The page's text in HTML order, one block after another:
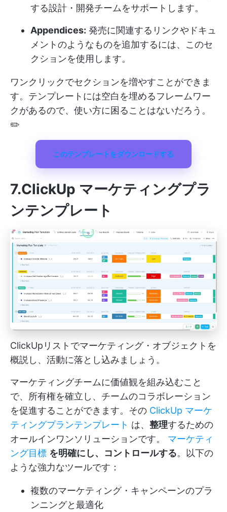
する設計・開発チームをサポートします。
Appendices: 発売に関連するリンクやドキュ
メントのようなものを追加するには、このセ
クションを使用します。
ワンクリックでセクションを増やすことができま
す。テンプレートには空白を埋めるフレームワー
クがあるので、使い方に困ることはないだろう。
✏️
このテンプレートをダウンロードする
7.ClickUp マーケティングプラ
ンテンプレート
ClickUpリストでマーケティング・オブジェクトを
概説し、活動に落とし込みましょう。
マーケティングチームに価値観を組み込むこと
で、所有権を確立し、チームのコラボレーション
を促進することができます。その ClickUp マーケ
ティングプランテンプレート は、 整理するための
オールインワンソリューションです。 マーケティ
ング目標 を明確にし、コントロールする。以下の
ような強力なツールです：
複数のマーケティング・キャンペーンのプラ
ンニングと最適化